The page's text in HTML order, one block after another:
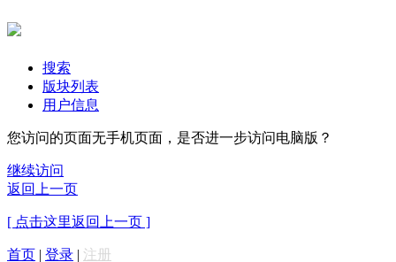
搜索
版块列表
用户信息
您访问的页面无手机页面，是否进一步访问电脑版？
继续访问
返回上一页
[ 点击这里返回上一页 ]
首页 | 登录 | 注册